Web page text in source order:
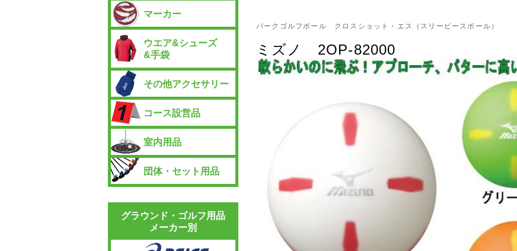
パークゴルフボール クロスショット・エス（スリーピースボール）
ミズノ 2OP-82000
マーカー
ウエア&シューズ
&手袋
その他アクセサリー
コース設営品
室内用品
団体・セット用品
グラウンド・ゴルフ用品
メーカー別